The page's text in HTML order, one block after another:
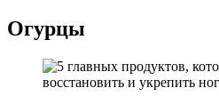
Огурцы